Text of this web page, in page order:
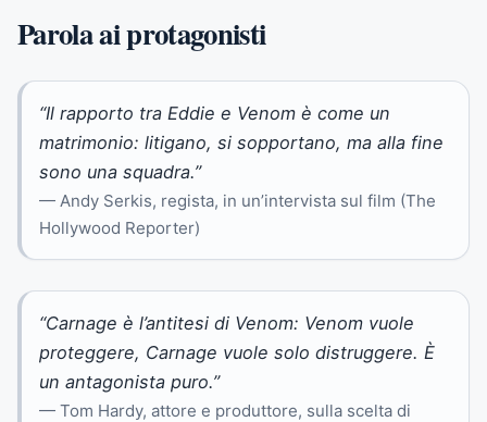
Parola ai protagonisti
“Il rapporto tra Eddie e Venom è come un
matrimonio: litigano, si sopportano, ma alla fine
sono una squadra.”
— Andy Serkis, regista, in un’intervista sul film (The
Hollywood Reporter)
“Carnage è l’antitesi di Venom: Venom vuole
proteggere, Carnage vuole solo distruggere. È
un antagonista puro.”
— Tom Hardy, attore e produttore, sulla scelta di